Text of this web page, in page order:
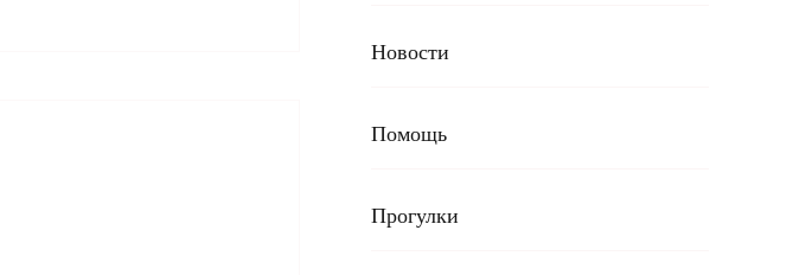
Новости
Помощь
Прогулки